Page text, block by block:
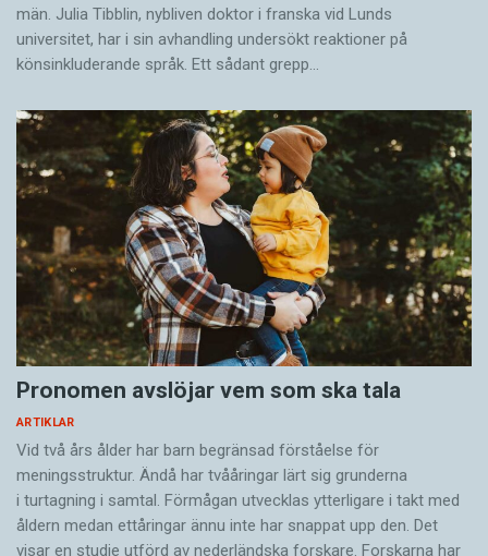
män. Julia Tibblin, nybliven doktor i franska vid Lunds
universitet, har i sin avhandling undersökt reaktioner på
könsinkluderande språk. Ett sådant grepp…
Pronomen avslöjar vem som ska tala
ARTIKLAR
Vid två års ålder har barn begränsad förståelse för
meningsstruktur. Ändå har tvååringar lärt sig grunderna
i turtagning i samtal. Förmågan utvecklas ytterligare i takt med
åldern medan ettåringar ännu inte har snappat upp den. Det
visar en studie utförd av nederländska forskare. Forskarna har